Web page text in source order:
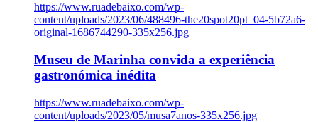
https://www.ruadebaixo.com/wp-
content/uploads/2023/06/488496-the20spot20pt_04-5b72a6-
original-1686744290-335x256.jpg
Museu de Marinha convida a experiência
gastronómica inédita
https://www.ruadebaixo.com/wp-
content/uploads/2023/05/musa7anos-335x256.jpg